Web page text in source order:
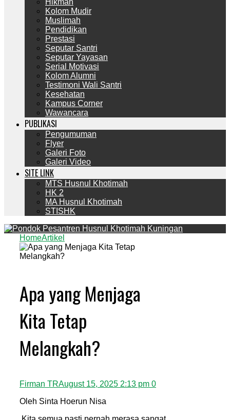
Kolom Mudir
Muslimah
Pendidikan
Prestasi
Seputar Santri
Seputar Yayasan
Serial Motivasi
Kolom Alumni
Testimoni Wali Santri
Kesehatan
Kampus Corner
Wawancara
PUBLIKASI
Pengumuman
Flyer
Galeri Foto
Galeri Video
SITE LINK
MTS Husnul Khotimah
HK 2
MA Husnul Khotimah
STISHK
HomeArtikel
Apa yang Menjaga
Kita Tetap
Melangkah?
Firman TRAugust 15, 2025 2:13 pm 0
Oleh Sinta Hoerun Nisa